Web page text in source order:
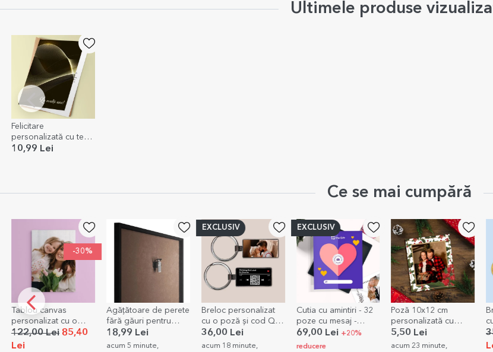
Ultimele produse
Felicitare
personalizată cu text
- La mulți ani!
10,99 Lei
Ce se mai cumpără
Agățătoare de perete
fără găuri pentru
rame, tablouri,
canvas
18,99 Lei
acum 5 minute,
EXCLUSIV
Breloc personalizat
cu o poză și cod QR -
Melodia noastră
36,00 Lei
acum 18 minute,
EXCLUSIV
Cutia cu amintiri - 32
poze cu mesaj -
model premium Love
69,00 Lei
reducere
Poză 10x12 cm
personalizată cu
tematică de Crăciun
5,50 Lei
acum 23 minute,
-30%
Breloc personalizat
cu număr auto
35,00 Lei
Lei